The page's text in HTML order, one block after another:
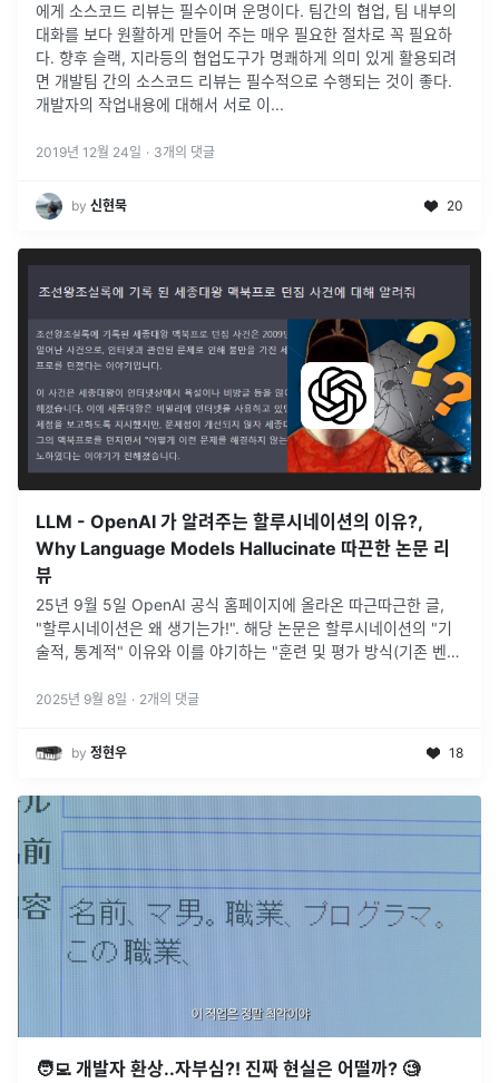
에게 소스코드 리뷰는 필수이며 운명이다. 팀간의 협업, 팀 내부의
대화를 보다 원활하게 만들어 주는 매우 필요한 절차로 꼭 필요하
다. 향후 슬랙, 지라등의 협업도구가 명쾌하게 의미 있게 활용되려
면 개발팀 간의 소스코드 리뷰는 필수적으로 수행되는 것이 좋다.
개발자의 작업내용에 대해서 서로 이...
2019년 12월 24일 · 3개의 댓글
by 신현묵 20
LLM - OpenAI 가 알려주는 할루시네이션의 이유?,
Why Language Models Hallucinate 따끈한 논문 리
뷰
25년 9월 5일 OpenAI 공식 홈페이지에 올라온 따근따근한 글,
"할루시네이션은 왜 생기는가!". 해당 논문은 할루시네이션의 "기
술적, 통계적" 이유와 이를 야기하는 "훈련 및 평가 방식(기존 벤치
2025년 9월 8일 · 2개의 댓글
by 정현우 18
🧑‍💻 개발자 환상..자부심?! 진짜 현실은 어떨까? 🧐